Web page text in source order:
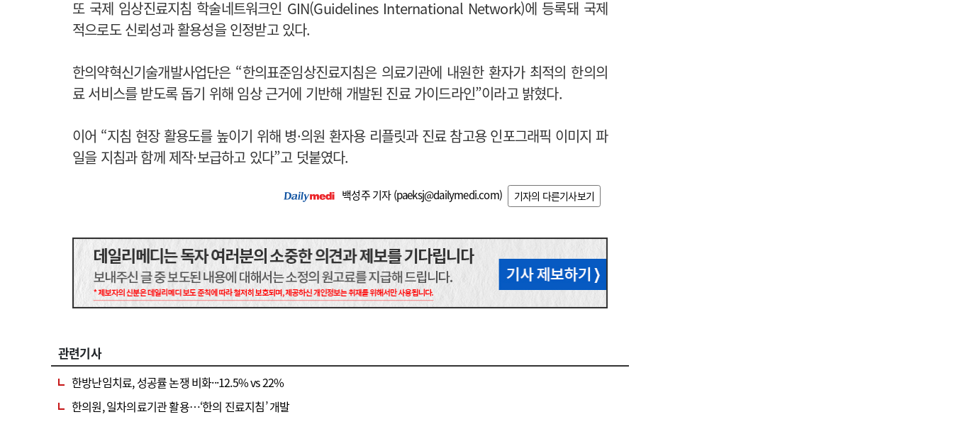
또 국제 임상진료지침 학술네트워크인 GIN(Guidelines International Network)에 등록돼 국제
적으로도 신뢰성과 활용성을 인정받고 있다.
한의약혁신기술개발사업단은 “한의표준임상진료지침은 의료기관에 내원한 환자가 최적의 한의의
료 서비스를 받도록 돕기 위해 임상 근거에 기반해 개발된 진료 가이드라인”이라고 밝혔다.
이어 “지침 현장 활용도를 높이기 위해 병·의원 환자용 리플릿과 진료 참고용 인포그래픽 이미지 파
일을 지침과 함께 제작·보급하고 있다”고 덧붙였다.
백성주 기자 (paeksj@dailymedi.com) 기자의 다른기사보기
관련기사
한방난임치료, 성공률 논쟁 비화···12.5% vs 22%
한의원, 일차의료기관 활용…‘한의 진료지침’ 개발